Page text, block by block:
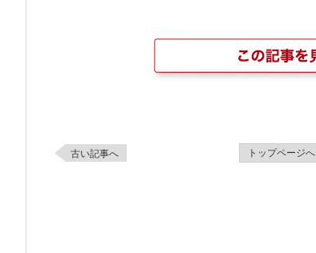
古い記事へ トップページへ